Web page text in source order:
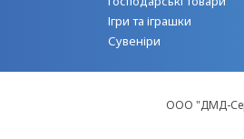
Ігри та іграшки
Сувеніри